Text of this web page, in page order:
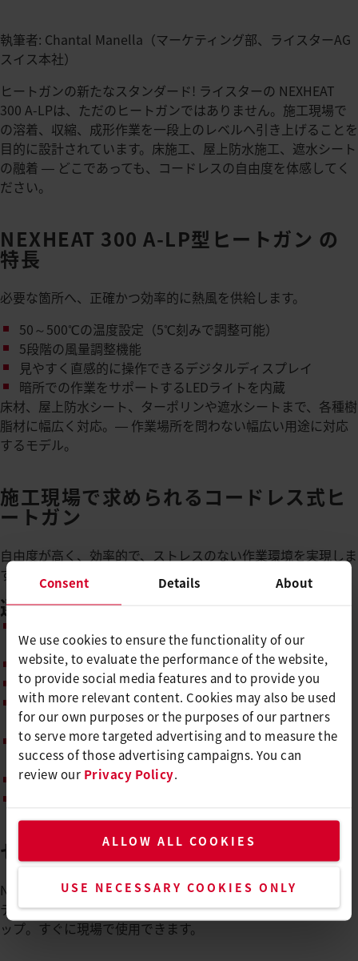
Consent Details About
We use cookies to ensure the functionality of our
website, to evaluate the performance of the website,
to provide social media features and to provide you
with more relevant content. Cookies may also be used
for our own purposes or the purposes of our partners
to serve more targeted advertising and to measure the
success of those advertising campaigns. You can
review our Privacy Policy
ALLOW ALL COOKIES
USE NECESSARY COOKIES ONLY
執筆者: Chantal Manella（マーケティング部、ライスターAG
スイス本社）
ヒートガンの新たなスタンダード! ライスターの NEXHEAT
300 A-LPは、ただのヒートガンではありません。施工現場で
の溶着、収縮、成形作業を一段上のレベルへ引き上げることを
目的に設計されています。床施工、屋上防水施工、遮水シート
の融着 ― どこであっても、コードレスの自由度を体感してく
ださい。
NEXHEAT 300 A-LP型ヒートガン の
特長
必要な箇所へ、正確かつ効率的に熱風を供給します。
50～500℃の温度設定（5℃刻みで調整可能）
5段階の風量調整機能
見やすく直感的に操作できるデジタルディスプレイ
暗所での作業をサポートするLEDライトを内蔵
床材、屋上防水シート、ターポリンや遮水シートまで、各種樹
脂材に幅広く対応。― 作業場所を問わない幅広い用途に対応
するモデル。
施工現場で求められるコードレス式ヒ
ートガン
自由度が高く、効率的で、ストレスのない作業環境を実現しま
す。
選ばれる理由：
気にせず作業可能
安定した温度制御：質の高い溶着作業を実現
人間工学に基づいた設計：軽量で、作業中の疲労を緩和
長時間駆動：適切なバッテリーマネジメントで連続での溶
着作業が可能
高い耐久性：高い作業負荷に耐え、メンテナンスの手間を
削減
幅広い用途に対応： 補修作業や端部での溶着に最適
セット販売にも対応（※日本未対応）
NEXHEAT 300 A-LP 本体に加え、Bosch製8Ah ProCOREバッ
テリーと専用充電器を含むNEXHEAT 300 A-LP Kitもラインナ
ップ。すぐに現場で使用できます。